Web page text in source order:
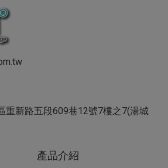
重新路五段609巷12號7樓之7(湯城
產品介紹